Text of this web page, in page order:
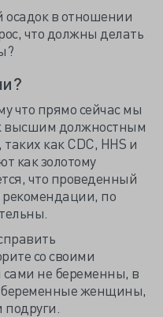
осадок в отношении
что должны делать
что прямо сейчас мы
высшим должностным
как CDC, HHS и
как золотому
что проведенный
по
со своими
не беременны, в
беременные женщины,